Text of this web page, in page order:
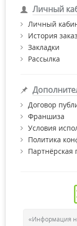
Личный
Личный
История
Закладки
Рассылка
Договор
Франшиза
Условия
Политика
Партнёрская
«Информация